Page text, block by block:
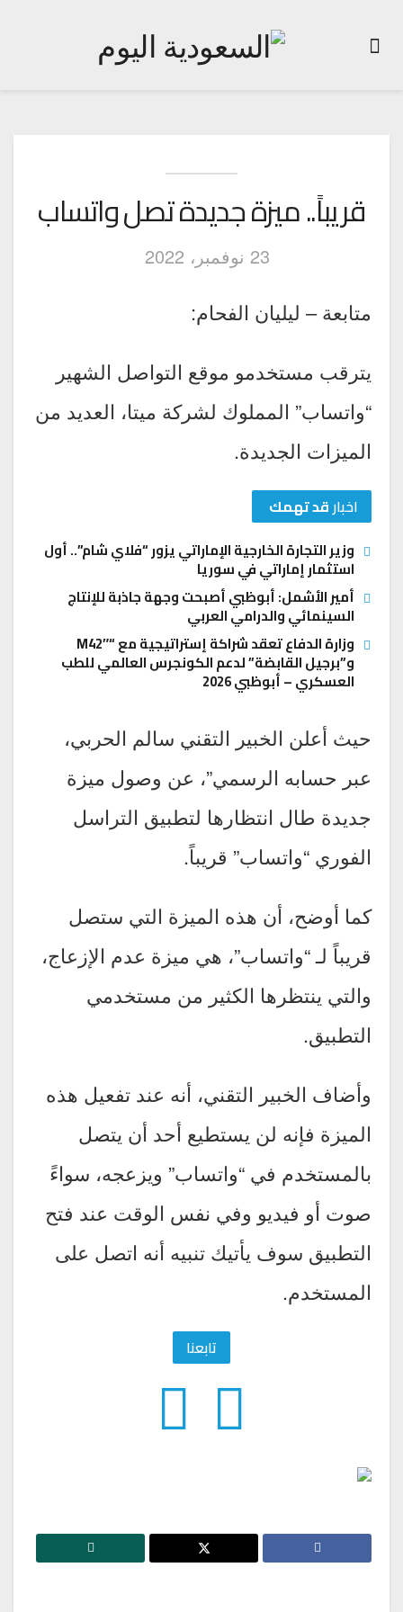
قريباً.. ميزة جديدة تصل واتساب
23 نوفمبر، 2022
متابعة – ليليان الفحام:
يترقب مستخدمو موقع التواصل الشهير
“واتساب” المملوك لشركة ميتا، العديد من
الميزات الجديدة.
اخبارقد تهمك
وزير التجارة الخارجية الإماراتي يزور “فلاي شام”.. أول
استثمار إماراتي في سوريا
أمير الأشمل: أبوظبي أصبحت وجهة جاذبة للإنتاج
السينمائي والدرامي العربي
وزارة الدفاع تعقد شراكة إستراتيجية مع “M42″
و”برجيل القابضة” لدعم الكونجرس العالمي للطب
العسكري – أبوظبي 2026
حيث أعلن الخبير التقني سالم الحربي،
عبر حسابه الرسمي”، عن وصول ميزة
جديدة طال انتظارها لتطبيق التراسل
الفوري “واتساب” قريباً.
كما أوضح، أن هذه الميزة التي ستصل
قريباً لـ “واتساب”، هي ميزة عدم الإزعاج،
والتي ينتظرها الكثير من مستخدمي
التطبيق.
وأضاف الخبير التقني، أنه عند تفعيل هذه
الميزة فإنه لن يستطيع أحد أن يتصل
بالمستخدم في “واتساب” ويزعجه، سواءً
صوت أو فيديو وفي نفس الوقت عند فتح
التطبيق سوف يأتيك تنبيه أنه اتصل على
المستخدم.
تابعنا